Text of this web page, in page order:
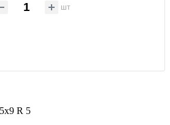
шт
R 5